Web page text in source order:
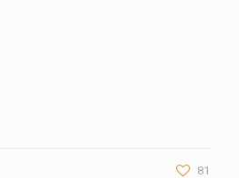
81